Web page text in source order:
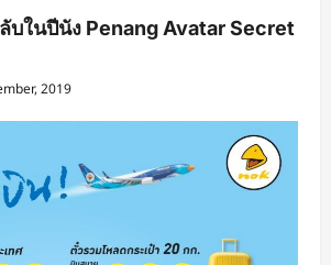
บในปีนัง Penang Avatar Secret
2019